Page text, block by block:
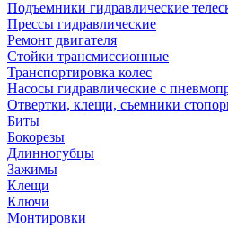
Подъемники гидравлические
Прессы гидравлические
Ремонт двигателя
Стойки трансмиссионные
Транспортировка колес
Насосы гидравлические с
Отвертки, клещи, съемники
Биты
Бокорезы
Длинногубцы
Зажимы
Клещи
Ключи
Монтировки